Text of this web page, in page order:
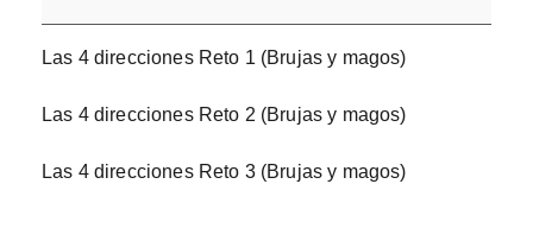
Las 4 direcciones Reto 1 (Brujas y magos)
Las 4 direcciones Reto 2 (Brujas y magos)
Las 4 direcciones Reto 3 (Brujas y magos)